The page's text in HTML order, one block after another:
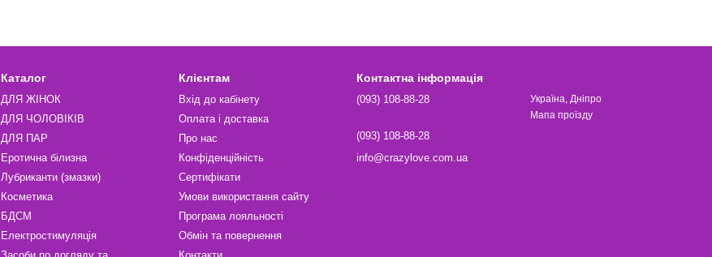
Каталог
ДЛЯ ЖІНОК
ДЛЯ ЧОЛОВІКІВ
ДЛЯ ПАР
Еротична білизна
Лубриканти (змазки)
Косметика
БДСМ
Електростимуляція
Клієнтам
Вхід до кабінету
Оплата і доставка
Про нас
Конфіденційність
Сертифікати
Умови використання сайту
Програма лояльності
Обмін та повернення
Контактна інформація
(093) 108-88-28
(093) 108-88-28
info@crazylove.com.ua
Україна, Дніпро
Мапа проїзду